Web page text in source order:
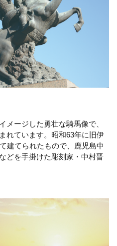
メージした勇壮な騎馬像で、
れています。昭和63年に旧伊
建てられたもので、鹿児島中
どを手掛けた彫刻家・中村晋